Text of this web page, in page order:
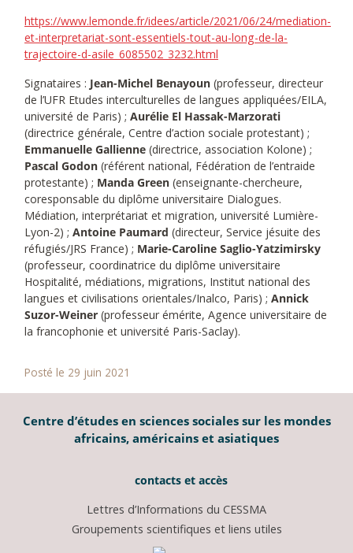
https://www.lemonde.fr/idees/article/2021/06/24/mediation-
et-interpretariat-sont-essentiels-tout-au-long-de-la-
trajectoire-d-asile_6085502_3232.html
Signataires : Jean-Michel Benayoun (professeur, directeur
de l’UFR Etudes interculturelles de langues appliquées/EILA,
université de Paris) ; Aurélie El Hassak-Marzorati
(directrice générale, Centre d’action sociale protestant) ;
Emmanuelle Gallienne (directrice, association Kolone) ;
Pascal Godon (référent national, Fédération de l’entraide
protestante) ; Manda Green (enseignante-chercheure,
coresponsable du diplôme universitaire Dialogues.
Médiation, interprétariat et migration, université Lumière-
Lyon-2) ; Antoine Paumard (directeur, Service jésuite des
réfugiés/JRS France) ; Marie-Caroline Saglio-Yatzimirsky
(professeur, coordinatrice du diplôme universitaire
Hospitalité, médiations, migrations, Institut national des
langues et civilisations orientales/Inalco, Paris) ; Annick
Suzor-Weiner (professeur émérite, Agence universitaire de
la francophonie et université Paris-Saclay).
Posté le 29 juin 2021
Centre d’études en sciences sociales sur les mondes
africains, américains et asiatiques
contacts et accès
Lettres d’Informations du CESSMA
Groupements scientifiques et liens utiles